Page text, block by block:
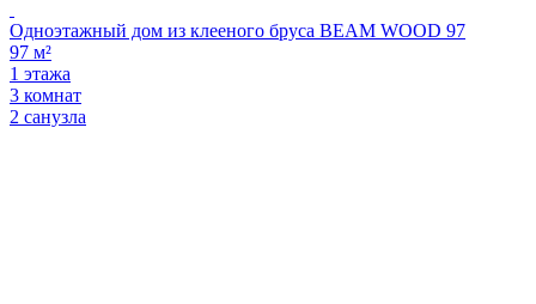
Одноэтажный дом из клееного бруса BEAM WOOD 97
97 м²
1 этажа
3 комнат
2 санузла